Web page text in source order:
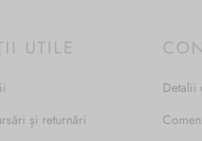
UTILE
și returnări
Detalii